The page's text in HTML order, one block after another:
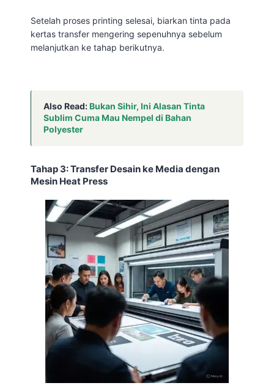
Setelah proses printing selesai, biarkan tinta pada
kertas transfer mengering sepenuhnya sebelum
melanjutkan ke tahap berikutnya.
Also Read:Bukan Sihir, Ini Alasan Tinta
Sublim Cuma Mau Nempel di Bahan
Polyester
Tahap 3: Transfer Desain ke Media dengan
Mesin Heat Press